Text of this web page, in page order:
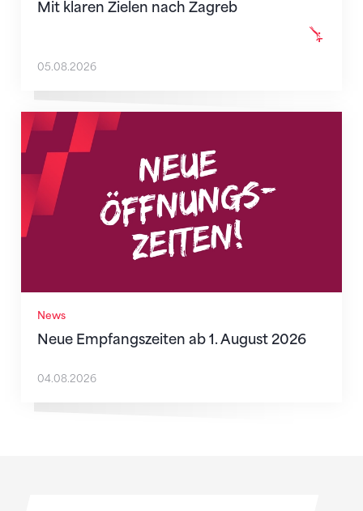
Mit klaren Zielen nach Zagreb
05.08.2026
News
Neue Empfangszeiten ab 1. August 2026
Neue Empfangszeiten ab 1. August 2026
04.08.2026